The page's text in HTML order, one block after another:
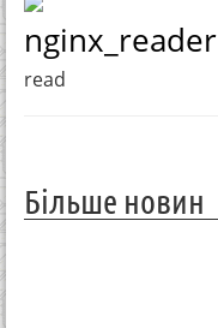
nginx_reader
read
Більше новин